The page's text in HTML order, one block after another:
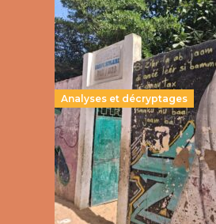
Analyses et décryptages
258 millions d’enfants
de la guerre, des chocs
climatiques et des
déplacements de
11 juillet 2026 -National